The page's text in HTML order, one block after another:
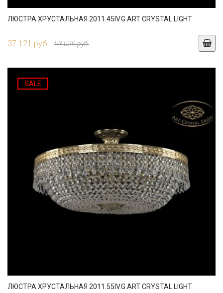
ЛЮСТРА ХРУСТАЛЬНАЯ 2011.45IV.G ART CRYSTAL LIGHT
37 121 руб. 53 029 руб.
SALE
ЛЮСТРА ХРУСТАЛЬНАЯ 2011.55IV.G ART CRYSTAL LIGHT